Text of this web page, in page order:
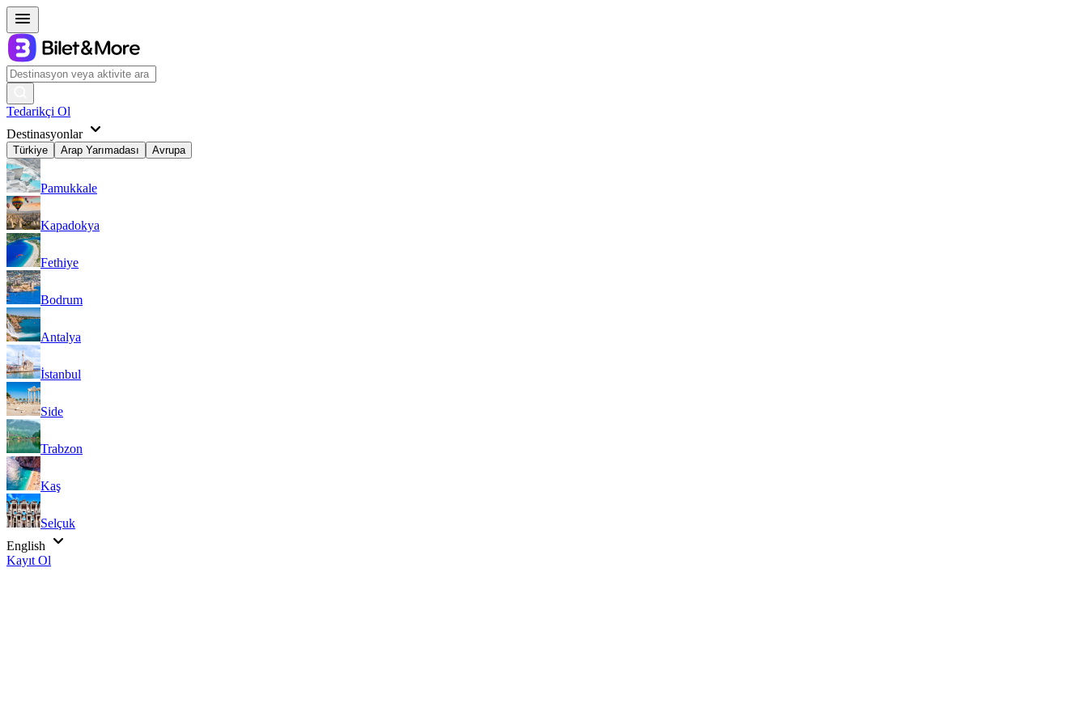
Tedarikçi Ol
Destinasyonlar
Türkiye Arap Yarımadası Avrupa
Pamukkale
Kapadokya
Fethiye
Bodrum
Antalya
İstanbul
Side
Trabzon
Kaş
Selçuk
English
Kayıt Ol